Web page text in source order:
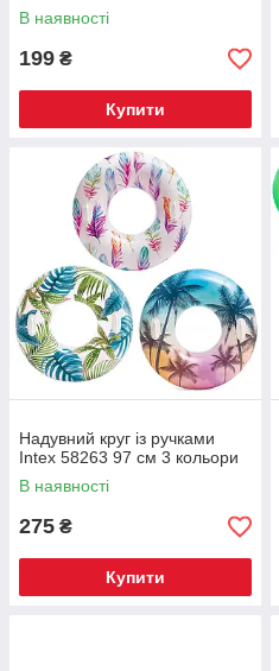
В наявності
199 ₴
Купити
Надувний круг із ручками
Intex 58263 97 см 3 кольори
В наявності
275 ₴
Купити